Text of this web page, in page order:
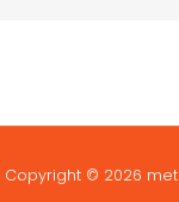
Copyright © 2026 met